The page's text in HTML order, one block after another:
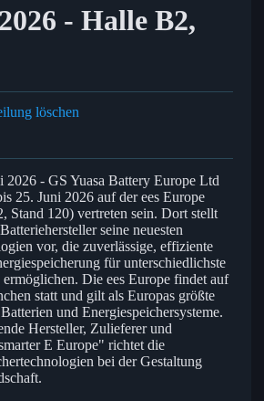
- Halle B2,
löschen
2026 - GS Yuasa Battery Europe Ltd
25. Juni 2026 auf der ees Europe
Stand 120) vertreten sein. Dort stellt
seine neuesten
vor, die zuverlässige, effiziente
für unterschiedlichste
Die ees Europe findet auf
statt und gilt als Europas größte
und Energiespeichersysteme.
Hersteller, Zulieferer und
E Europe" richtet die
bei der Gestaltung